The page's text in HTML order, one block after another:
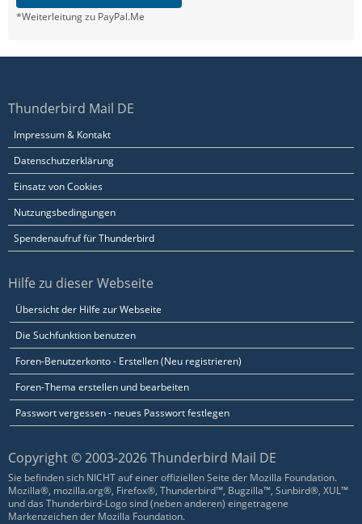
*Weiterleitung zu PayPal.Me
Thunderbird Mail DE
Impressum & Kontakt
Datenschutzerklärung
Einsatz von Cookies
Nutzungsbedingungen
Spendenaufruf für Thunderbird
Hilfe zu dieser Webseite
Übersicht der Hilfe zur Webseite
Die Suchfunktion benutzen
Foren-Benutzerkonto - Erstellen (Neu registrieren)
Foren-Thema erstellen und bearbeiten
Passwort vergessen - neues Passwort festlegen
Copyright © 2003-2026 Thunderbird Mail DE
Sie befinden sich NICHT auf einer offiziellen Seite der Mozilla Foundation.
Mozilla®, mozilla.org®, Firefox®, Thunderbird™, Bugzilla™, Sunbird®, XUL™
und das Thunderbird-Logo sind (neben anderen) eingetragene
Markenzeichen der Mozilla Foundation.